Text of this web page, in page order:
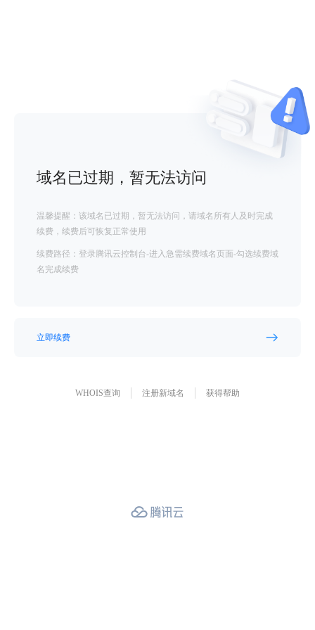
域名已过期，暂无法访问
温馨提醒：该域名已过期，暂无法访问，请域名所有人及时完成
续费，续费后可恢复正常使用
续费路径：登录腾讯云控制台-进入急需续费域名页面-勾选续费域
名完成续费
立即续费
WHOIS查询 注册新域名 获得帮助